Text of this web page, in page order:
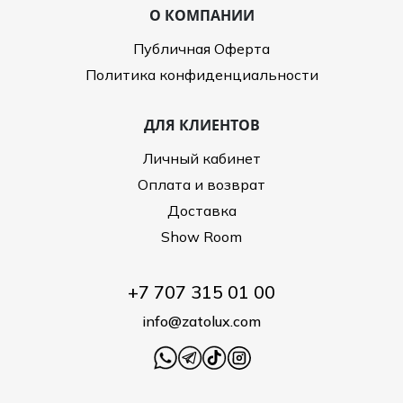
О КОМПАНИИ
Публичная Оферта
Политика конфиденциальности
ДЛЯ КЛИЕНТОВ
Личный кабинет
Оплата и возврат
Доставка
Show Room
+7 707 315 01 00
info@zatolux.com